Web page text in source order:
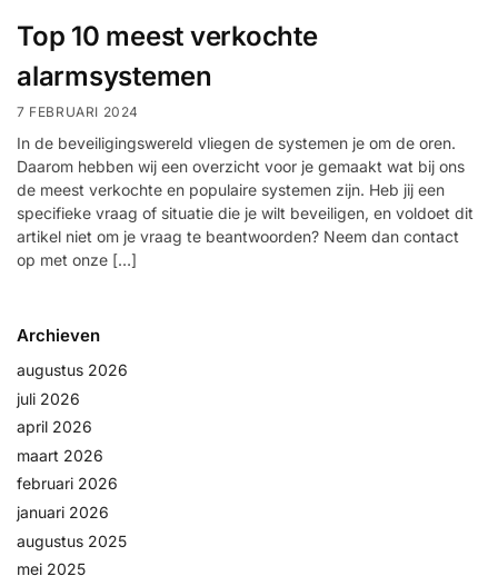
Alarmsystemen
Camera's
&
Intercom
Branddetectie
Merken
Outlet
Help &
service
Account Contact Help Wagen
Top 10 meest verkochte
alarmsystemen
7 FEBRUARI 2024
In de beveiligingswereld vliegen de systemen je om de oren.
Daarom hebben wij een overzicht voor je gemaakt wat bij ons
de meest verkochte en populaire systemen zijn. Heb jij een
specifieke vraag of situatie die je wilt beveiligen, en voldoet dit
artikel niet om je vraag te beantwoorden? Neem dan contact
op met onze […]
Archieven
augustus 2026
juli 2026
april 2026
maart 2026
februari 2026
januari 2026
augustus 2025
mei 2025